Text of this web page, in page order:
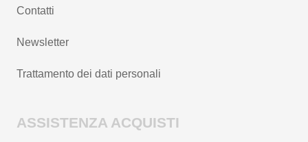
Contatti
Newsletter
Trattamento dei dati personali
ASSISTENZA ACQUISTI